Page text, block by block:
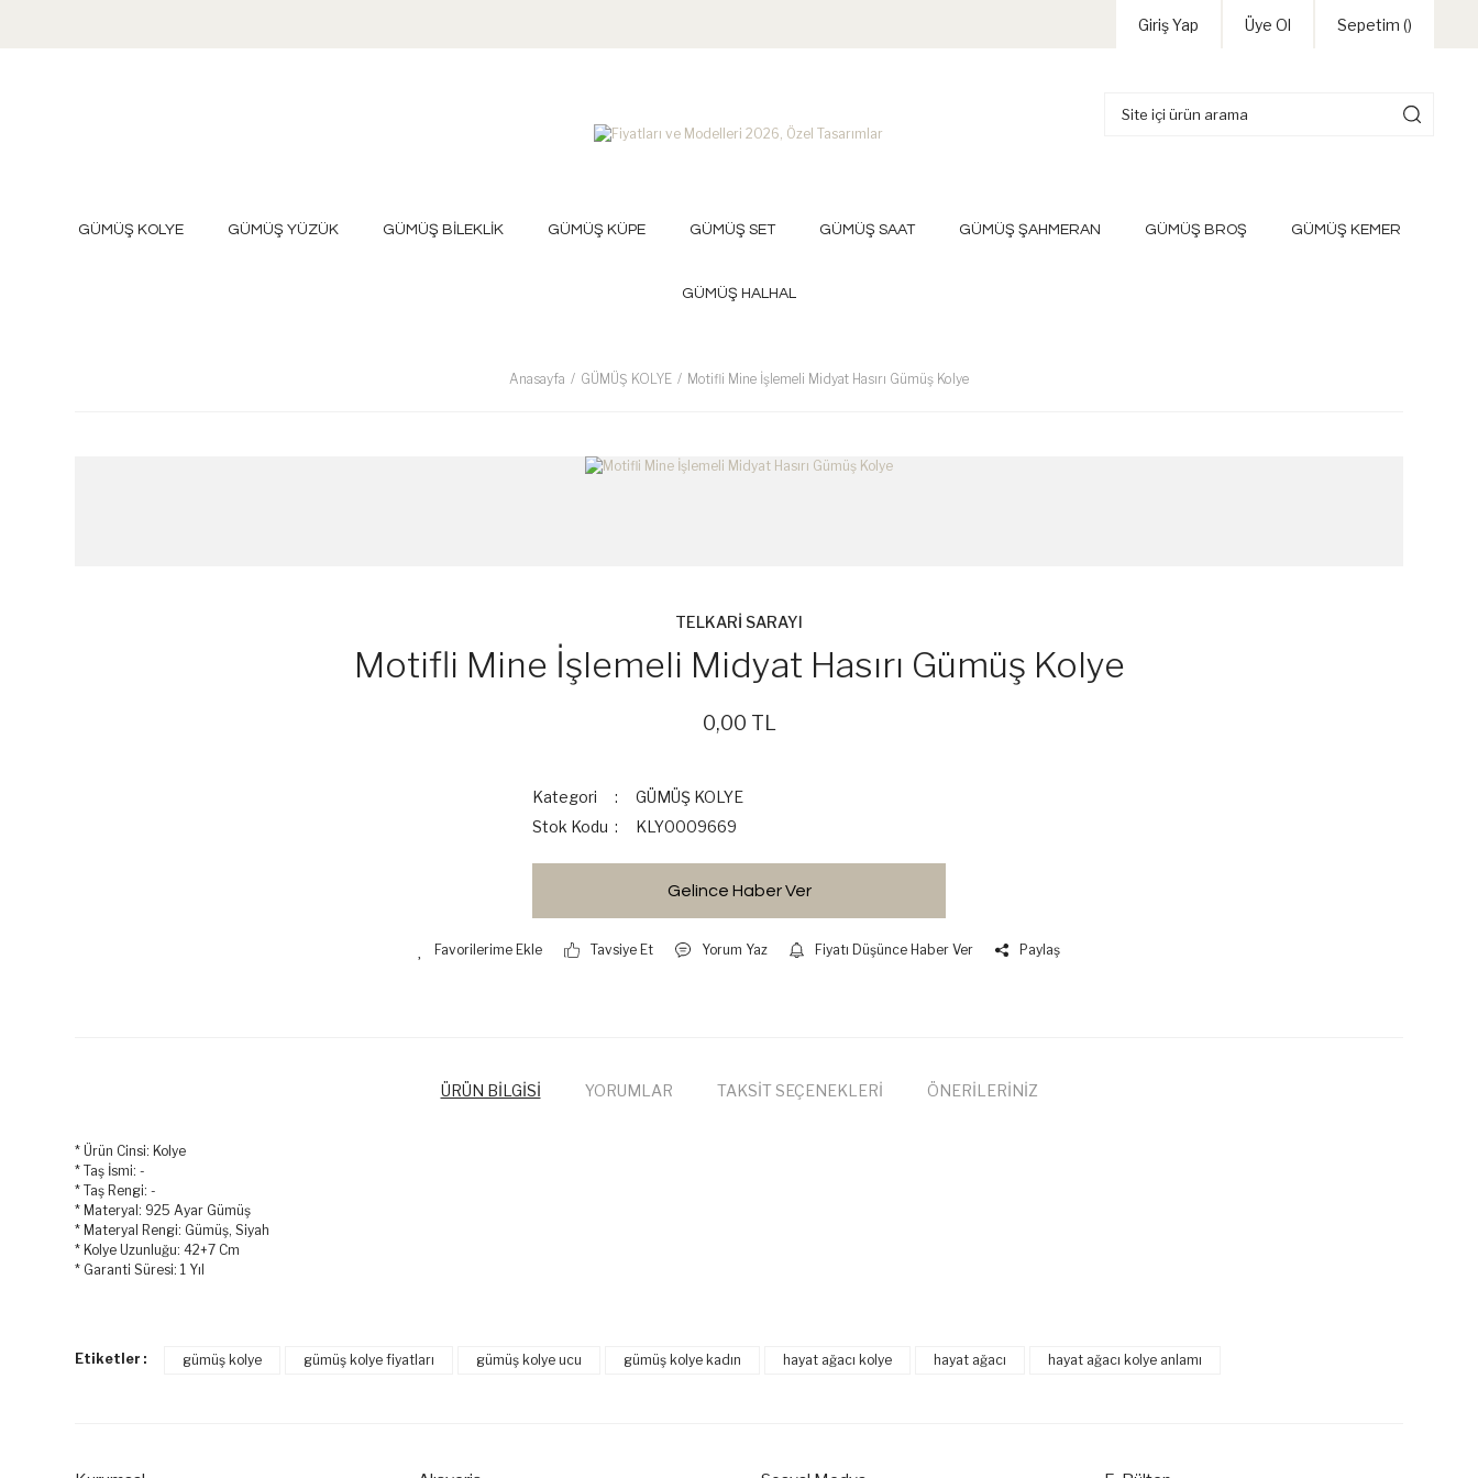
Giriş Yap Üye Ol Sepetim ()
GÜMÜŞ KOLYE GÜMÜŞ YÜZÜK GÜMÜŞ BİLEKLİK GÜMÜŞ KÜPE GÜMÜŞ SET GÜMÜŞ SAAT GÜMÜŞ ŞAHMERAN GÜMÜŞ BROŞ GÜMÜŞ KEMER
GÜMÜŞ HALHAL
Anasayfa GÜMÜŞ KOLYE Motifli Mine İşlemeli Midyat Hasırı Gümüş Kolye
TELKARİ SARAYI
Motifli Mine İşlemeli Midyat Hasırı Gümüş Kolye
0,00 TL
Kategori
GÜMÜŞ KOLYE
Stok Kodu
KLY0009669
Gelince Haber Ver
Tavsiye Et Yorum Yaz Fiyatı Düşünce Haber Ver Paylaş
ÜRÜN BİLGİSİ YORUMLAR TAKSİT SEÇENEKLERİ ÖNERİLERİNİZ
* Ürün Cinsi: Kolye
* Taş İsmi: -
* Taş Rengi: -
* Materyal: 925 Ayar Gümüş
* Materyal Rengi: Gümüş, Siyah
* Kolye Uzunluğu: 42+7 Cm
* Garanti Süresi: 1 Yıl
Etiketler : gümüş kolye gümüş kolye fiyatları gümüş kolye ucu gümüş kolye kadın hayat ağacı kolye hayat ağacı hayat ağacı kolye anlamı